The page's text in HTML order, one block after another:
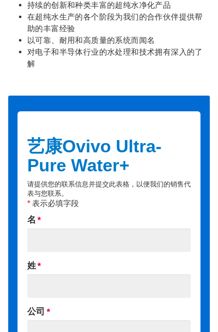
持续的创新和种类丰富的超纯水净化产品
在超纯水生产的各个阶段为我们的合作伙伴提供帮
助的丰富经验
以可靠、耐用和高质量的系统而闻名
对电子和半导体行业的水处理和技术拥有深入的了
解
艺康Ovivo Ultra-
Pure Water+
请提供您的联系信息并提交此表格，以便我们的销售代
表与您联系。
* 表示必填字段
名
姓
公司